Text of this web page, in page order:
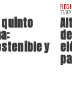
quinto
y
27/